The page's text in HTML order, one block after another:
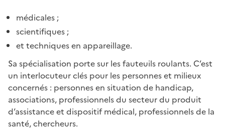
médicales ;
scientifiques ;
et techniques en appareillage.
Sa spécialisation porte sur les fauteuils roulants. C’est
un interlocuteur clés pour les personnes et milieux
concernés : personnes en situation de handicap,
associations, professionnels du secteur du produit
d’assistance et dispositif médical, professionnels de la
santé, chercheurs.